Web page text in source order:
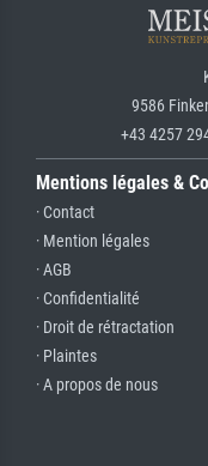
9586
+43 4257
Mentions légales &
· Contact
· Mention légales
· AGB
· Confidentialité
· Droit de rétractation
· Plaintes
· A propos de nous